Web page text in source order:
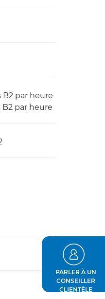
B2 par heure
B2 par heure
PARLER À UN
CONSEILLER
CLIENTÈLE